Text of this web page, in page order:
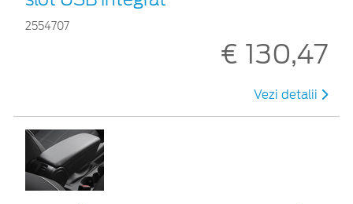
2554707
€ 130,47
Vezi detalii